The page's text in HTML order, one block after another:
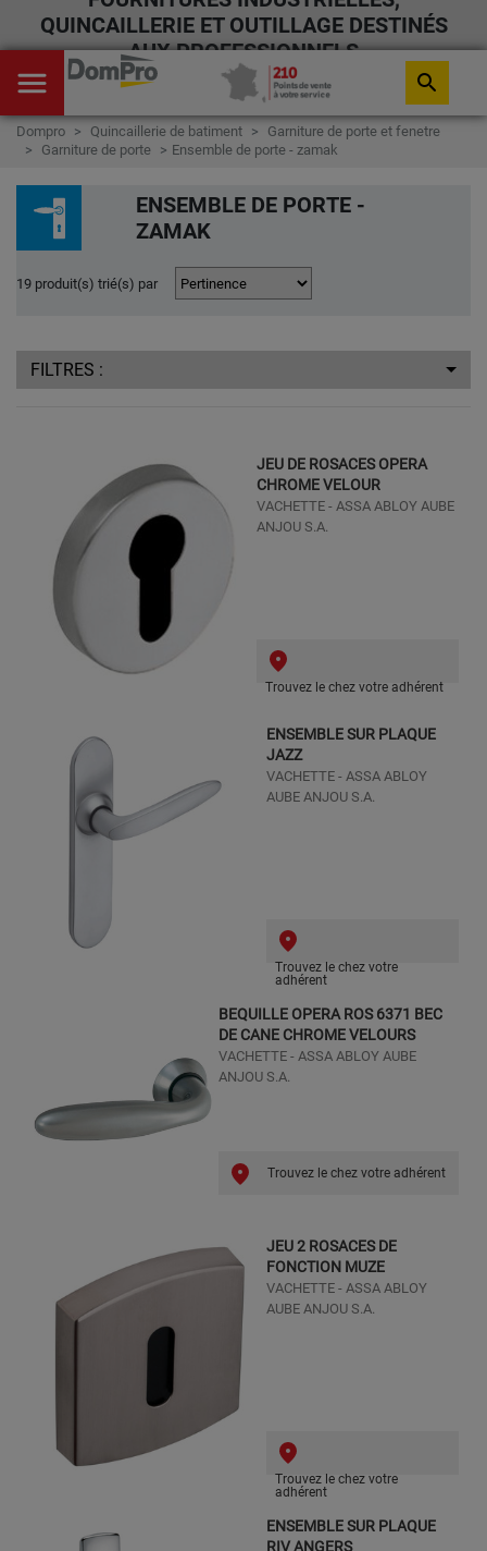
QUINCAILLERIE ET OUTILLAGE DESTINÉS
AUX PROFESSIONNELS
menu search
Dompro Quincaillerie de batiment
Garniture de porte et fenetre
Garniture de porte
Ensemble de porte - zamak
ENSEMBLE DE PORTE -
ZAMAK
19 produit(s) trié(s) par
FILTRES :
JEU DE ROSACES OPERA
CHROME VELOUR
VACHETTE - ASSA ABLOY AUBE
ANJOU S.A.
Trouvez le chez votre adhérent
ENSEMBLE SUR PLAQUE
JAZZ
VACHETTE - ASSA ABLOY
AUBE ANJOU S.A.
Trouvez le chez votre
adhérent
BEQUILLE OPERA ROS 6371 BEC
DE CANE CHROME VELOURS
VACHETTE - ASSA ABLOY AUBE
ANJOU S.A.
Trouvez le chez votre adhérent
JEU 2 ROSACES DE
FONCTION MUZE
VACHETTE - ASSA ABLOY
AUBE ANJOU S.A.
Trouvez le chez votre
adhérent
ENSEMBLE SUR PLAQUE
RIV ANGERS